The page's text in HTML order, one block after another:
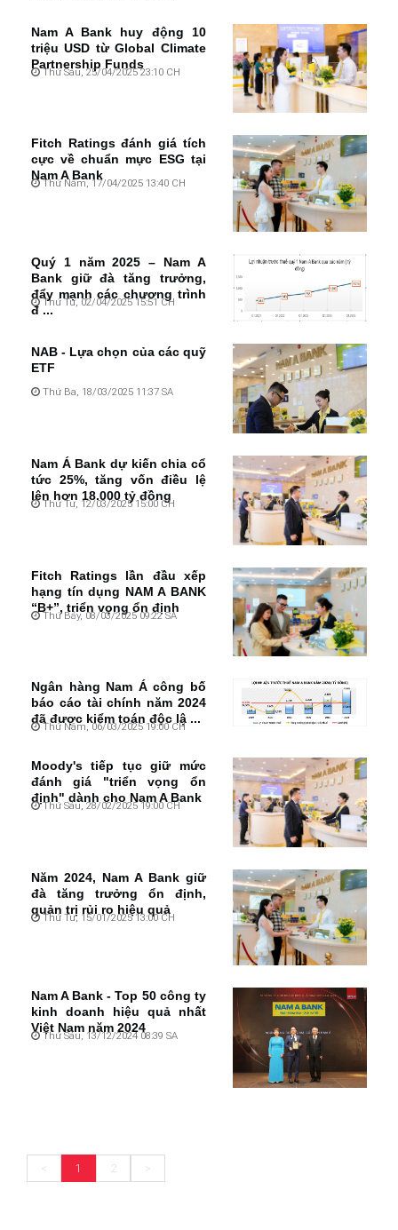
Nam A Bank huy động 10
triệu USD từ Global Climate
Partnership Funds
Thứ Sáu, 25/04/2025 23:10 CH
Fitch Ratings đánh giá tích
cực về chuẩn mực ESG tại
Nam A Bank
Thứ Năm, 17/04/2025 13:40 CH
Quý 1 năm 2025 – Nam A
Bank giữ đà tăng trưởng,
đẩy mạnh các chương trình
đ ...
Thứ Tư, 02/04/2025 15:51 CH
NAB - Lựa chọn của các quỹ
ETF
Thứ Ba, 18/03/2025 11:37 SA
Nam Á Bank dự kiến chia cổ
tức 25%, tăng vốn điều lệ
lên hơn 18.000 tỷ đồng
Thứ Tư, 12/03/2025 15:00 CH
Fitch Ratings lần đầu xếp
hạng tín dụng NAM A BANK
“B+”, triển vọng ổn định
Thứ Bảy, 08/03/2025 09:22 SA
Ngân hàng Nam Á công bố
báo cáo tài chính năm 2024
đã được kiểm toán độc lậ ...
Thứ Năm, 06/03/2025 19:00 CH
Moody's tiếp tục giữ mức
đánh giá "triển vọng ổn
định" dành cho Nam A Bank
Thứ Sáu, 28/02/2025 19:00 CH
Năm 2024, Nam A Bank giữ
đà tăng trưởng ổn định,
quản trị rủi ro hiệu quả
Thứ Tư, 15/01/2025 13:00 CH
Nam A Bank - Top 50 công ty
kinh doanh hiệu quả nhất
Việt Nam năm 2024
Thứ Sáu, 13/12/2024 08:39 SA
< 1 2 >